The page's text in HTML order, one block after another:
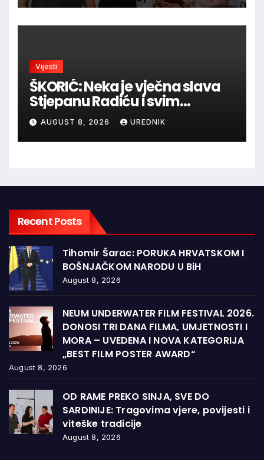
Vijesti
ŠKORIĆ: Neka je vječna slava
Stjepanu Radiću i svim
hrvatskim velikanima, a
vječna zahvalnost hrvatskim
braniteljima
AUGUST 8, 2026 UREDNIK
Recent Posts
Tihomir Šarac: PORUKA HRVATSKOM I
BOŠNJAČKOM NARODU U BiH
August 8, 2026
NEUM UNDERWATER FILM FESTIVAL 2026.
DONOSI TRI DANA FILMA, UMJETNOSTI I
MORA – UVEDENA I NOVA KATEGORIJA
„BEST FILM POSTER AWARD“
August 8, 2026
OD RAME PREKO SINJA, SVE DO
SARDINIJE: Tragovima vjere, povijesti i
viteške tradicije
August 8, 2026